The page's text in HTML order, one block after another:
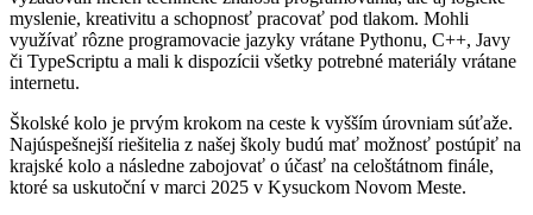
myslenie, kreativitu a schopnosť pracovať pod tlakom. Mohli
využívať rôzne programovacie jazyky vrátane Pythonu, C++, Javy
či TypeScriptu a mali k dispozícii všetky potrebné materiály vrátane
internetu.
Školské kolo je prvým krokom na ceste k vyšším úrovniam súťaže.
Najúspešnejší riešitelia z našej školy budú mať možnosť postúpiť na
krajské kolo a následne zabojovať o účasť na celoštátnom finále,
ktoré sa uskutoční v marci 2025 v Kysuckom Novom Meste.